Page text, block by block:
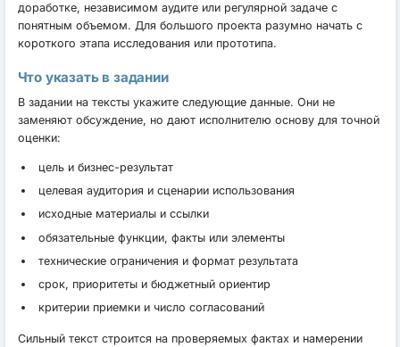
доработке, независимом аудите или регулярной задаче с
понятным объемом. Для большого проекта разумно начать с
короткого этапа исследования или прототипа.
Что указать в задании
В задании на тексты укажите следующие данные. Они не
заменяют обсуждение, но дают исполнителю основу для точной
оценки:
цель и бизнес-результат
целевая аудитория и сценарии использования
исходные материалы и ссылки
обязательные функции, факты или элементы
технические ограничения и формат результата
срок, приоритеты и бюджетный ориентир
критерии приемки и число согласований
Сильный текст строится на проверяемых фактах и намерении